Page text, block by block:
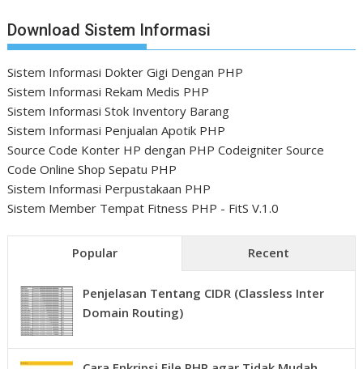
Download Sistem Informasi
Sistem Informasi Dokter Gigi Dengan PHP
Sistem Informasi Rekam Medis PHP
Sistem Informasi Stok Inventory Barang
Sistem Informasi Penjualan Apotik PHP
Source Code Konter HP dengan PHP Codeigniter Source
Code Online Shop Sepatu PHP
Sistem Informasi Perpustakaan PHP
Sistem Member Tempat Fitness PHP - FitS V.1.0
Popular Recent
Penjelasan Tentang CIDR (Classless Inter
Domain Routing)